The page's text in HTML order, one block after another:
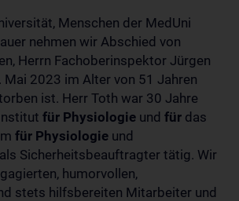
Menschen der MedUni
nehmen wir Abschied von
Herrn Fachoberinspektor Jürgen
Mai 2023 im Alter von 51 Jahren
ist. Herr Toth war 30 Jahre
für Physiologie und für das
für Physiologie und
Sicherheitsbeauftragter tätig. Wir
humorvollen,
stets hilfsbereiten Mitarbeiter und